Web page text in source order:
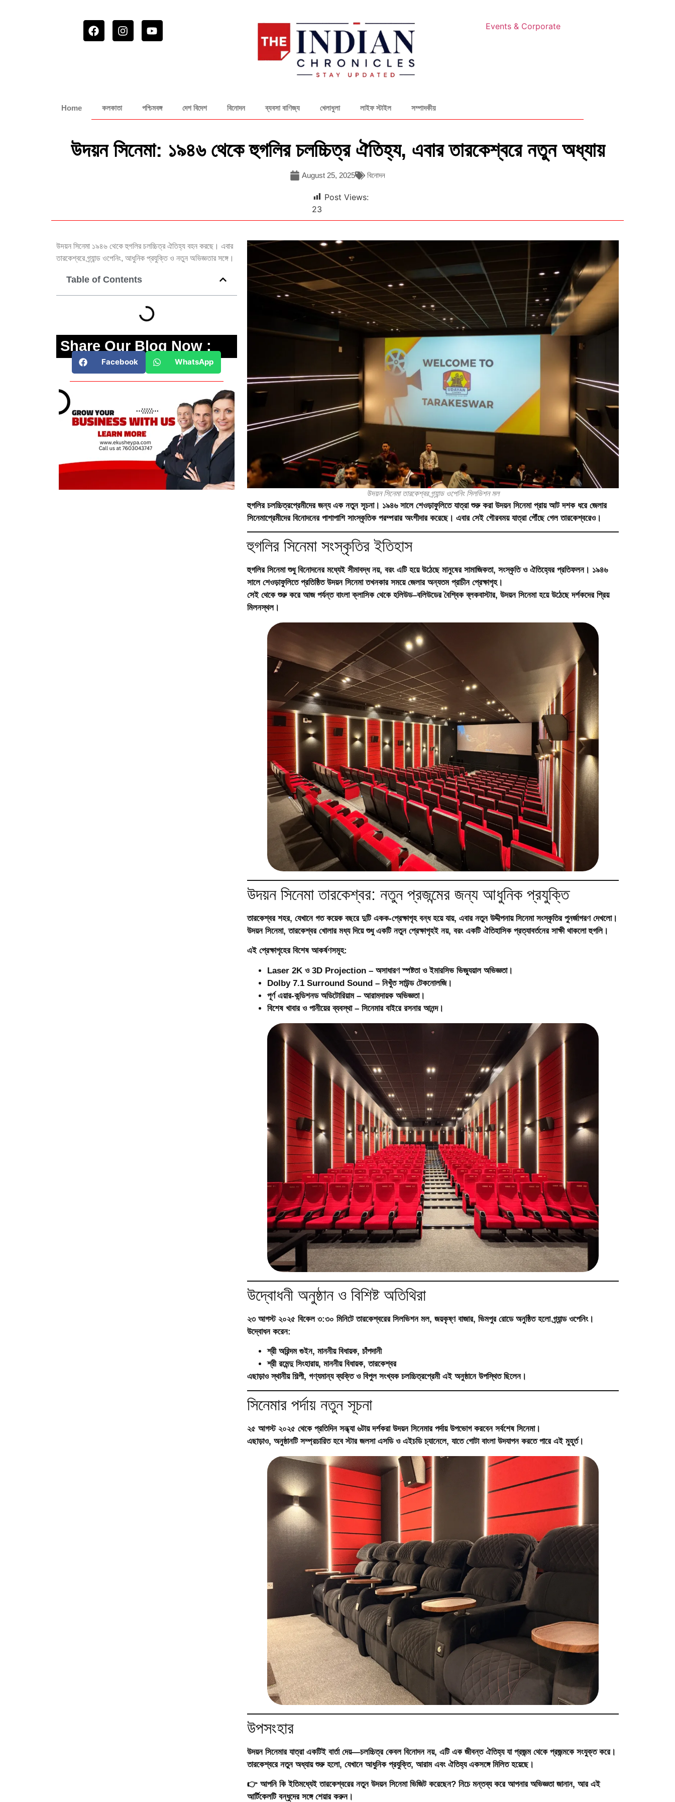
Events & Corporate
Home কলকাতা পশ্চিমবঙ্গ দেশ বিদেশ বিনোদন ব্যবসা বাণিজ্য খেলাধুলা লাইফ স্টাইল সম্পাদকীয়
উদয়ন সিনেমা: ১৯৪৬ থেকে হুগলির চলচ্চিত্র ঐতিহ্য, এবার তারকেশ্বরে নতুন অধ্যায়
August 25, 2025 বিনোদন
Post Views:
23
উদয়ন সিনেমা ১৯৪৬ থেকে হুগলির চলচ্চিত্র ঐতিহ্য বহন করছে। এবার
তারকেশ্বরে গ্র্যান্ড ওপেনিং, আধুনিক প্রযুক্তি ও নতুন অভিজ্ঞতার সঙ্গে।
Table of Contents
Share Our Blog Now :
Facebook WhatsApp
উদয়ন সিনেমা তারকেশ্বর গ্র্যান্ড ওপেনিং সিলভিশন মল
হুগলির চলচ্চিত্রপ্রেমীদের জন্য এক নতুন সূচনা। ১৯৪৬ সালে শেওড়াফুলিতে যাত্রা শুরু করা উদয়ন সিনেমাপ্রায় আট দশক ধরে জেলার
সিনেমাপ্রেমীদের বিনোদনের পাশাপাশি সাংস্কৃতিক পরম্পরার অংশীদার করেছে। এবার সেই গৌরবময় যাত্রা পৌঁছে গেল তারকেশ্বরেও।
হুগলির সিনেমা সংস্কৃতির ইতিহাস
হুগলির সিনেমা শুধু বিনোদনের মধ্যেই সীমাবদ্ধ নয়, বরং এটি হয়ে উঠেছে মানুষের সামাজিকতা, সংস্কৃতি ও ঐতিহ্যের প্রতিফলন। ১৯৪৬
সালে শেওড়াফুলিতে প্রতিষ্ঠিতউদয়ন সিনেমাতখনকার সময়ে জেলার অন্যতম প্রাচীন প্রেক্ষাগৃহ।
সেই থেকে শুরু করে আজ পর্যন্ত বাংলা ক্লাসিক থেকে হলিউড–বলিউডের বৈশ্বিক ব্লকবাস্টার, উদয়ন সিনেমা হয়ে উঠেছে দর্শকদের প্রিয়
মিলনস্থল।
উদয়ন সিনেমা তারকেশ্বর: নতুন প্রজন্মের জন্য আধুনিক প্রযুক্তি
তারকেশ্বর শহর, যেখানে গত কয়েক বছরে দুটি একক-প্রেক্ষাগৃহ বন্ধ হয়ে যায়, এবার নতুন উদ্দীপনায় সিনেমা সংস্কৃতির পুনর্জাগরণ দেখলো।
উদয়ন সিনেমা, তারকেশ্বরখোলার মধ্য দিয়ে শুধু একটি নতুন প্রেক্ষাগৃহই নয়, বরং একটি ঐতিহাসিক প্রত্যাবর্তনের সাক্ষী থাকলো হুগলি।
এই প্রেক্ষাগৃহের বিশেষ আকর্ষণসমূহ:
Laser 2K ও 3D Projection– অসাধারণ স্পষ্টতা ও ইমারসিভ ভিজ্যুয়াল অভিজ্ঞতা।
Dolby 7.1 Surround Sound– নিখুঁত সাউন্ড টেকনোলজি।
পূর্ণ এয়ার-কন্ডিশনড অডিটোরিয়াম– আরামদায়ক অভিজ্ঞতা।
বিশেষ খাবার ও পানীয়ের ব্যবস্থা– সিনেমার বাইরে রসনার আনন্দ।
উদ্বোধনী অনুষ্ঠান ও বিশিষ্ট অতিথিরা
২৩ আগস্ট ২০২৫ বিকেল ৩:৩০ মিনিটে তারকেশ্বরের সিলভিশন মল, জয়কৃষ্ণ বাজার, ভিমপুর রোডেঅনুষ্ঠিত হলো গ্র্যান্ড ওপেনিং।
উদ্বোধন করেন:
শ্রী অরিন্দম গুইন, মাননীয় বিধায়ক, চাঁপদানী
শ্রী রমেন্দু সিংহারায়, মাননীয় বিধায়ক, তারকেশ্বর
এছাড়াও স্থানীয় শিল্পী, গণ্যমান্য ব্যক্তি ও বিপুল সংখ্যক চলচ্চিত্রপ্রেমী এই অনুষ্ঠানে উপস্থিত ছিলেন।
সিনেমার পর্দায় নতুন সূচনা
২৫ আগস্ট ২০২৫ থেকে প্রতিদিন সন্ধ্যা ৬টায়দর্শকরা উদয়ন সিনেমার পর্দায় উপভোগ করবেন সর্বশেষ সিনেমা।
এছাড়াও, অনুষ্ঠানটি সম্প্রচারিত হবেস্টার জলসা এসডি ও এইচডি চ্যানেলে, যাতে গোটা বাংলা উদযাপন করতে পারে এই মুহূর্ত।
উপসংহার
উদয়ন সিনেমার যাত্রা একটিই বার্তা দেয়—চলচ্চিত্র কেবল বিনোদন নয়, এটি এক জীবন্ত ঐতিহ্য যা প্রজন্ম থেকে প্রজন্মকে সংযুক্ত করে।
তারকেশ্বরে নতুন অধ্যায় শুরু হলো, যেখানে আধুনিক প্রযুক্তি, আরাম এবং ঐতিহ্য একসঙ্গে মিলিত হয়েছে।
👉 আপনি কি ইতিমধ্যেই তারকেশ্বরের নতুন উদয়ন সিনেমা ভিজিট করেছেন? নিচে মন্তব্য করে আপনার অভিজ্ঞতা জানান, আর এই
আর্টিকেলটি বন্ধুদের সঙ্গে শেয়ার করুন।